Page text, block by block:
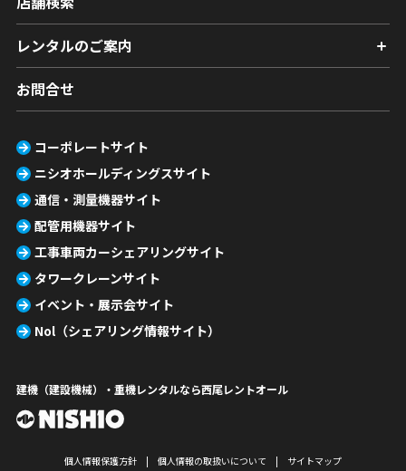
レンタルのご案内
お問合せ
コーポレートサイト
ニシオホールディングスサイト
通信・測量機器サイト
配管用機器サイト
工事車両カーシェアリングサイト
タワークレーンサイト
イベント・展示会サイト
Nol（シェアリング情報サイト）
建機（建設機械）・重機レンタルなら西尾レントオール
個人情報保護方針 個人情報の取扱いについて サイトマップ